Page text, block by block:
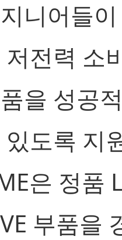
니어들
전력 소
을 성공
도록 지
은 정품
부품을